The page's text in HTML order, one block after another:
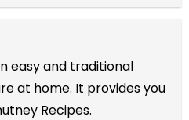
easy and traditional
at home. It provides you
Recipes.